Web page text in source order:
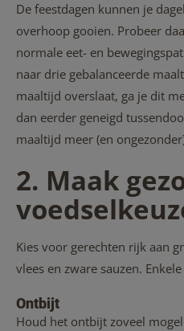
De feestdagen kunnen je
overhoop gooien. Probeer
normale eet- en
naar drie gebalanceerde
maaltijd overslaat, ga je dit
dan eerder geneigd
maaltijd meer (en
2. Maak
Kies voor gerechten rijk aan
vlees en zware sauzen.
Ontbijt
Houd het ontbijt zoveel